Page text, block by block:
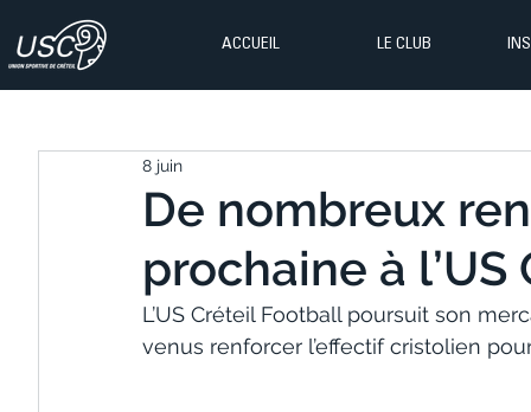
ACCUEIL LE CLUB
De nombreux
prochaine à
8 juin
L’US Créteil Football poursuit son
venus renforcer l’effectif cristolien